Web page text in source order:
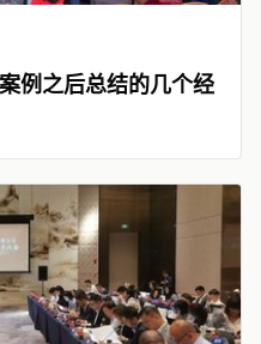
例之后总结的几个经